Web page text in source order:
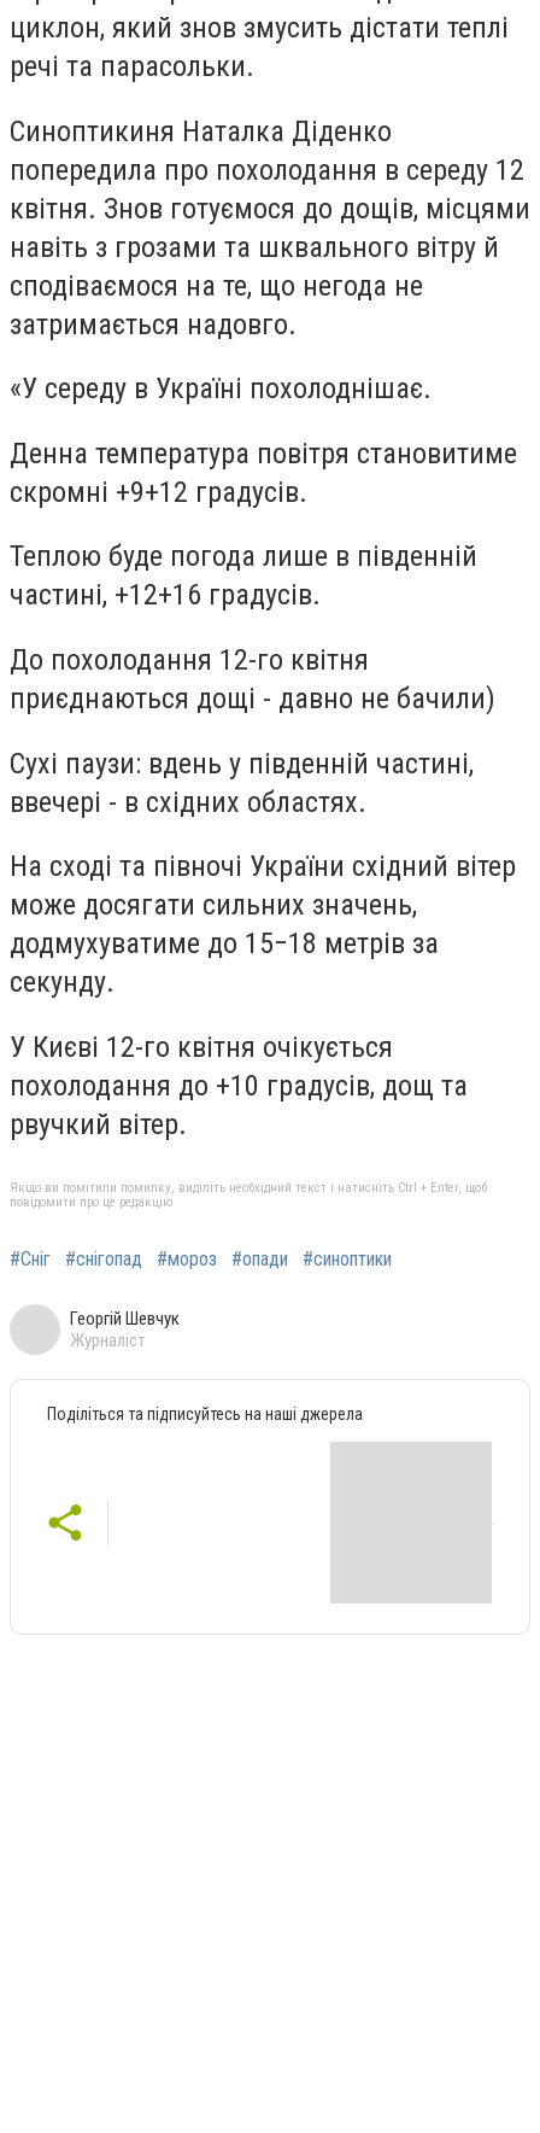
циклон, який знов змусить дістати теплі
речі та парасольки.
Синоптикиня Наталка Діденко
попередила про похолодання в середу 12
квітня. Знов готуємося до дощів, місцями
навіть з грозами та шквального вітру й
сподіваємося на те, що негода не
затримається надовго.
«У середу в Україні похолоднішає.
Денна температура повітря становитиме
скромні +9+12 градусів.
Теплою буде погода лише в південній
частині, +12+16 градусів.
До похолодання 12-го квітня
приєднаються дощі - давно не бачили)
Сухі паузи: вдень у південній частині,
ввечері - в східних областях.
На сході та півночі України східний вітер
може досягати сильних значень,
додмухуватиме до 15−18 метрів за
секунду.
У Києві 12-го квітня очікується
похолодання до +10 градусів, дощ та
рвучкий вітер.
Якщо ви помітили помилку, виділіть необхідний текст і натисніть Ctrl + Enter, щоб
повідомити про це редакцію
#Сніг #снігопад #мороз #опади #синоптики
Георгій Шевчук
Журналіст
Поділіться та підписуйтесь на наші джерела